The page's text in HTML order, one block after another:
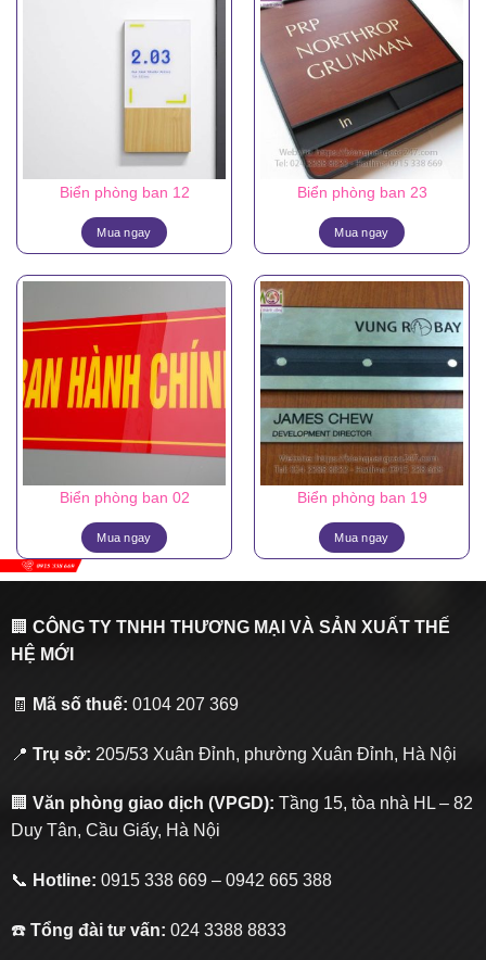
Biển phòng ban 12
Mua ngay
Biển phòng ban 23
Mua ngay
Biển phòng ban 02
Mua ngay
Biển phòng ban 19
Mua ngay
🏢 CÔNG TY TNHH THƯƠNG MẠI VÀ SẢN XUẤT THẾ
HỆ MỚI
🧾 Mã số thuế: 0104 207 369
📍 Trụ sở: 205/53 Xuân Đỉnh, phường Xuân Đỉnh, Hà Nội
🏢 Văn phòng giao dịch (VPGD): Tầng 15, tòa nhà HL – 82
Duy Tân, Cầu Giấy, Hà Nội
📞 Hotline: 0915 338 669 – 0942 665 388
☎️ Tổng đài tư vấn: 024 3388 8833